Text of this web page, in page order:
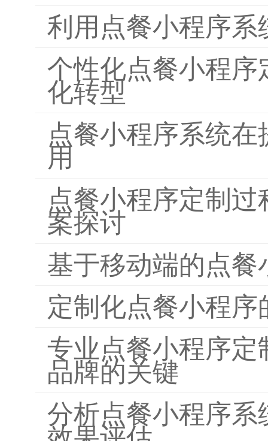
利用点餐小程序
个性化点餐小程
化转型
点餐小程序系统
用
点餐小程序定制
案探讨
基于移动端的点餐
定制化点餐小程
专业点餐小程序
品牌的关键
分析点餐小程序